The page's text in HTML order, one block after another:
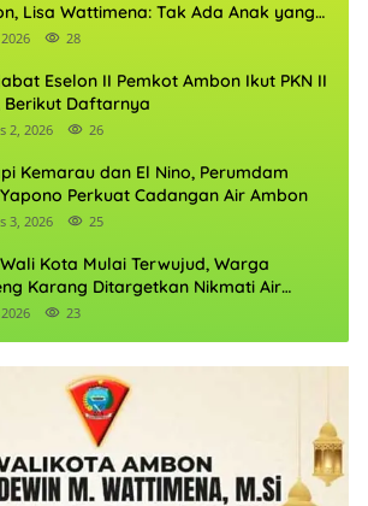
Lisa Wattimena: Tak Ada Anak yang
Kehilangan Masa Depannya
28
Eselon II Pemkot Ambon Ikut PKN II
Berikut Daftarnya
2, 2026 26
Kemarau dan El Nino, Perumdam
Perkuat Cadangan Air Ambon
3, 2026 25
Kota Mulai Terwujud, Warga
Karang Ditargetkan Nikmati Air
Pekan Kedua Agustus
23